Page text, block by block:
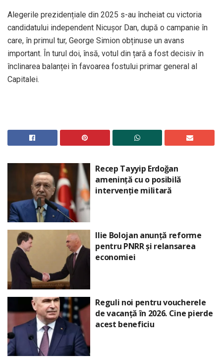
Alegerile prezidențiale din 2025 s-au încheiat cu victoria
candidatului independent Nicușor Dan, după o campanie în
care, în primul tur, George Simion obținuse un avans
important. În turul doi, însă, votul din țară a fost decisiv în
înclinarea balanței în favoarea fostului primar general al
Capitalei.
Recep Tayyip Erdoğan
amenință cu o posibilă
intervenție militară
Ilie Bolojan anunță reforme
pentru PNRR și relansarea
economiei
Reguli noi pentru voucherele
de vacanță în 2026. Cine pierde
acest beneficiu